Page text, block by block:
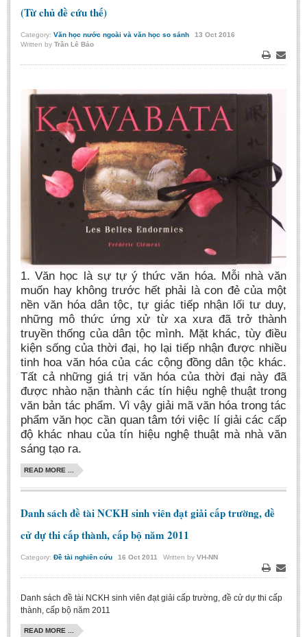
Vietnamese Folk Culture
Literary Theory & Criticism
Culture - History - Philosophy
Education
BA, MA, PhD. Theses
CONFERENCE
Studies on Vietnamese and Korean Literature and Films
Modernization process in Japanese literature and in the literatures of
Studies on Sinology & Nom
Vietnamese and Japanese Literature Viewed from an East Asian
Perspective
To Build a Standard Orthography in Schools and the Media
80 Years of New Poetry and the Self-Reliant Literary Group
ALUMNI
Alumni Association
Scholarship Fund
STUDENT ACTIVITIES
Literature Club
Calligraphy Club
(Từ chủ đề cứu thế)
Category: Văn học nước ngoài và văn học so sánh 13 Oct 2016
Written by Trần Lê Bảo
PrintEmail
1. Văn học là sự tự ‎ý thức văn hóa. Mỗi nhà văn
muốn hay không trước hết phải là con đẻ của một
nền văn hóa dân tộc, tự giác tiếp nhận lối tư duy,
những mô thức ứng xử từ xa xưa đã trở thành
truyền thống của dân tộc mình. Mặt khác, tùy điều
kiện sống của thời đại, họ lại tiếp nhận được nhiều
tinh hoa văn hóa của các cộng đồng dân tộc khác.
Tất cả những giá trị văn hóa của thời đại này đã
được nhào nặn thành các tín hiệu nghệ thuật trong
văn bản tác phẩm. Vì vậy giải mã văn hóa trong tác
phẩm văn học cần quan tâm tới việc lí giải các cấp
độ khác nhau của tín hiệu nghệ thuật mà nhà văn
sáng tạo ra.
READ MORE ...
Danh sách đề tài NCKH sinh viên đạt giải cấp trường, đề
cử dự thi cấp thành, cấp bộ năm 2011
Category: Đề tài nghiên cứu 16 Oct 2011 Written by VH-NN
PrintEmail
Danh sách đề tài NCKH sinh viên đạt giải cấp trường, đề cử dự thi cấp
thành, cấp bộ năm 2011
READ MORE ...